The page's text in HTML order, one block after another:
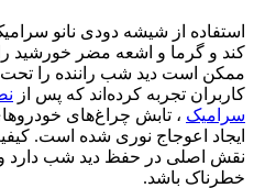
استفاده از شیشه دودی نانو
کند و گرما و اشعه مضر خورشید
ممکن است دید شب راننده را تحت
کاربران تجربه کرده‌اند که پس از
سرامیک ، تابش چراغ‌های
ایجاد اعوجاج نوری شده است.
نقش اصلی در حفظ دید شب دارد و
خطرناک باشد.